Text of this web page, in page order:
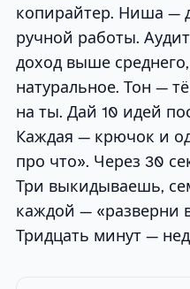
копирайтер. Ниша —
ручной работы.
доход выше
натуральное. Тон —
на ты. Дай 10 идей
Каждая — крючок и
про что». Через 30
Три выкидываешь,
каждой — «разверни
Тридцать минут —